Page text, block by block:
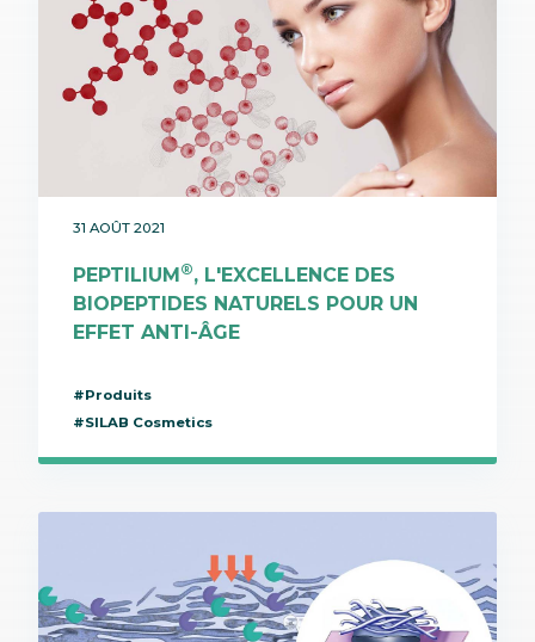
31 AOÛT 2021
PEPTILIUM ®, L'EXCELLENCE DES
BIOPEPTIDES NATURELS POUR UN
EFFET ANTI-ÂGE
#Produits
#SILAB Cosmetics